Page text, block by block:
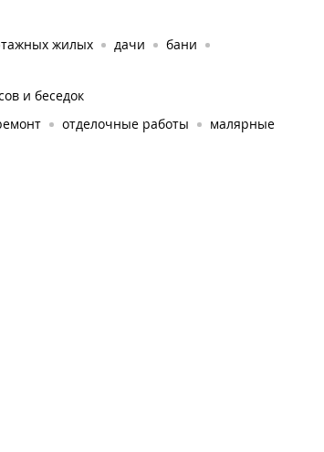
жилых дачи
бани
и беседок
отделочные работы
малярные